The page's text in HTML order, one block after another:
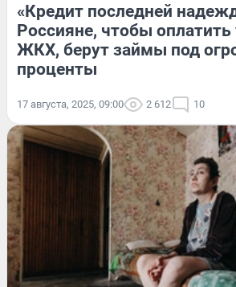
«Кредит последней
Россияне, чтобы оплатить
ЖКХ, берут займы под
проценты
17 августа, 2025, 09:00 2 612 10